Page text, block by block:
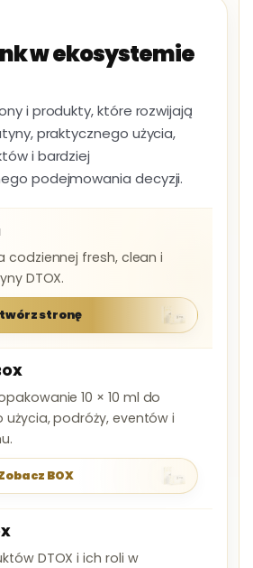
w ekosystemie
i produkty, które rozwijają
praktycznego użycia,
i bardziej
podejmowania decyzji.
codziennej fresh, clean i
DTOX.
stronę
10 × 10 ml do
podróży, eventów i
BOX
DTOX i ich roli w